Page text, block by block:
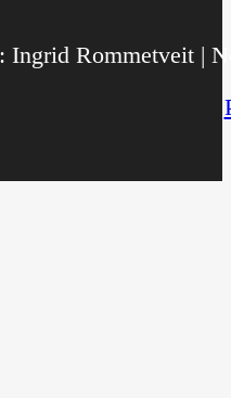
Ingrid Rommetveit |